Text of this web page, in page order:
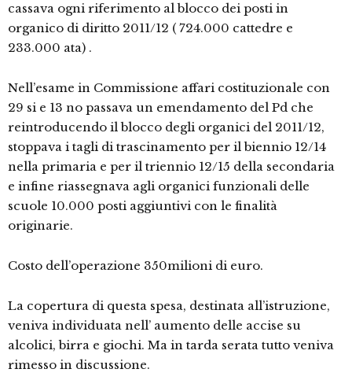
cassava ogni riferimento al blocco dei posti in
organico di diritto 2011/12 ( 724.000 cattedre e
233.000 ata) .
Nell’esame in Commissione affari costituzionale con
29 si e 13 no passava un emendamento del Pd che
reintroducendo il blocco degli organici del 2011/12,
stoppava i tagli di trascinamento per il biennio 12/14
nella primaria e per il triennio 12/15 della secondaria
e infine riassegnava agli organici funzionali delle
scuole 10.000 posti aggiuntivi con le finalità
originarie.
Costo dell’operazione 350milioni di euro.
La copertura di questa spesa, destinata all’istruzione,
veniva individuata nell’ aumento delle accise su
alcolici, birra e giochi. Ma in tarda serata tutto veniva
rimesso in discussione.